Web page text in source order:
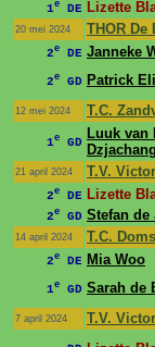
1e DE Lizette
20 mei 2024 THOR De
2e DE Janneke
2e GD Patrick
12 mei 2024 T.C.
1e GD
Luuk van
21 april 2024 T.V.
2e DE Lizette
2e GD Stefan de
14 april 2024 T.C.
2e DE Mia Woo
1e GD Sarah de
7 april 2024 T.V.